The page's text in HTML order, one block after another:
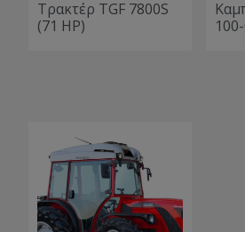
Τρακτέρ TGF 7800S
(71 HP)